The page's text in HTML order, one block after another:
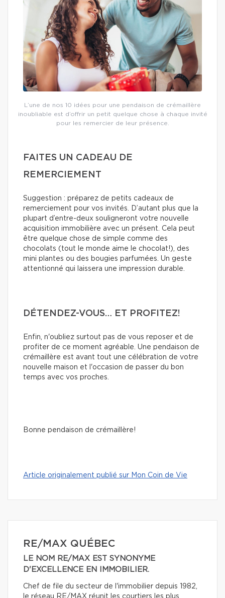
L’une de nos 10 idées pour une pendaison de crémaillère
inoubliable est d’offrir un petit quelque chose à chaque invité
pour les remercier de leur présence.
FAITES UN CADEAU DE
REMERCIEMENT
Suggestion : préparez de petits cadeaux de
remerciement pour vos invités. D’autant plus que la
plupart d’entre-deux souligneront votre nouvelle
acquisition immobilière avec un présent. Cela peut
être quelque chose de simple comme des
chocolats (tout le monde aime le chocolat!), des
mini plantes ou des bougies parfumées. Un geste
attentionné qui laissera une impression durable.
DÉTENDEZ-VOUS… ET PROFITEZ!
Enfin, n'oubliez surtout pas de vous reposer et de
profiter de ce moment agréable. Une pendaison de
crémaillère est avant tout une célébration de votre
nouvelle maison et l'occasion de passer du bon
temps avec vos proches.
Bonne pendaison de crémaillère!
Article originalement publié sur Mon Coin de Vie
RE/MAX QUÉBEC
LE NOM RE/MAX EST SYNONYME
D'EXCELLENCE EN IMMOBILIER.
Chef de file du secteur de l'immobilier depuis 1982,
le réseau RE/MAX réunit les courtiers les plus